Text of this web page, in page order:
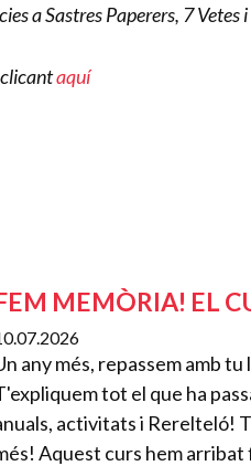
a Sastres Paperers, 7
aquí
MEMÒRIA! EL
any més, repassem amb
tot el que ha
activitats i Rerelteló!
Aquest curs hem arribat